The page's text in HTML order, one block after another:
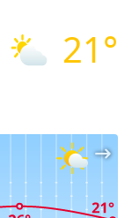
21°